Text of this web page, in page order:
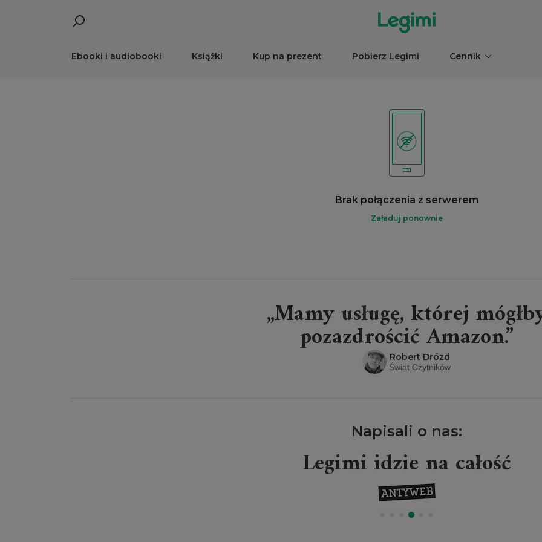
Ebooki i audiobooki Książki Kup na prezent Pobierz Legimi Cennik
Brak połączenia z serwerem
Załaduj ponownie
„Mamy usługę, której
pozazdrościć Amazon.”
Robert Drózd
Świat Czytników
Napisali o nas:
Legimi idzie na całość